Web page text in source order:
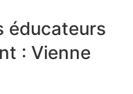
éducateurs
: Vienne